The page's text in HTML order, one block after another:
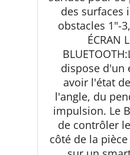
des surfaces
obstacles 1"-
ÉCRAN
dispose d'un
avoir l'état
l'angle, du
impulsion. Le
de contrôler
côté de la